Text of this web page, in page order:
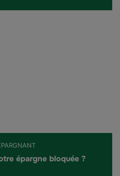
épargne bloquée ?